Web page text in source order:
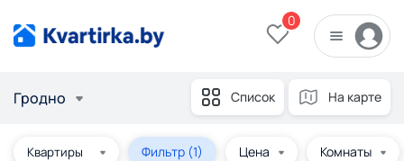
0
Гродно Список На карте
Фильтр (1) Цена Комнаты